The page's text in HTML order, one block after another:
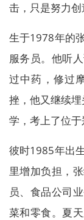
击，只是努力创
生于1978年的
服务员。他听
过中药，修过
挫，他又继续
学，考上了位于
彼时1985年出
里增加负担，
员、食品公司
菜和零食。夏